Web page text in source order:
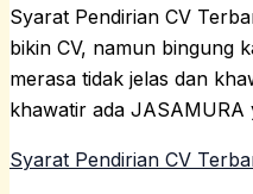
Syarat Pendirian CV
bikin CV, namun bingung
merasa tidak jelas dan
khawatir ada JASAMURA
Syarat Pendirian CV